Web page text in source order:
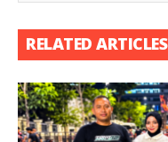
RELATED ARTICLES